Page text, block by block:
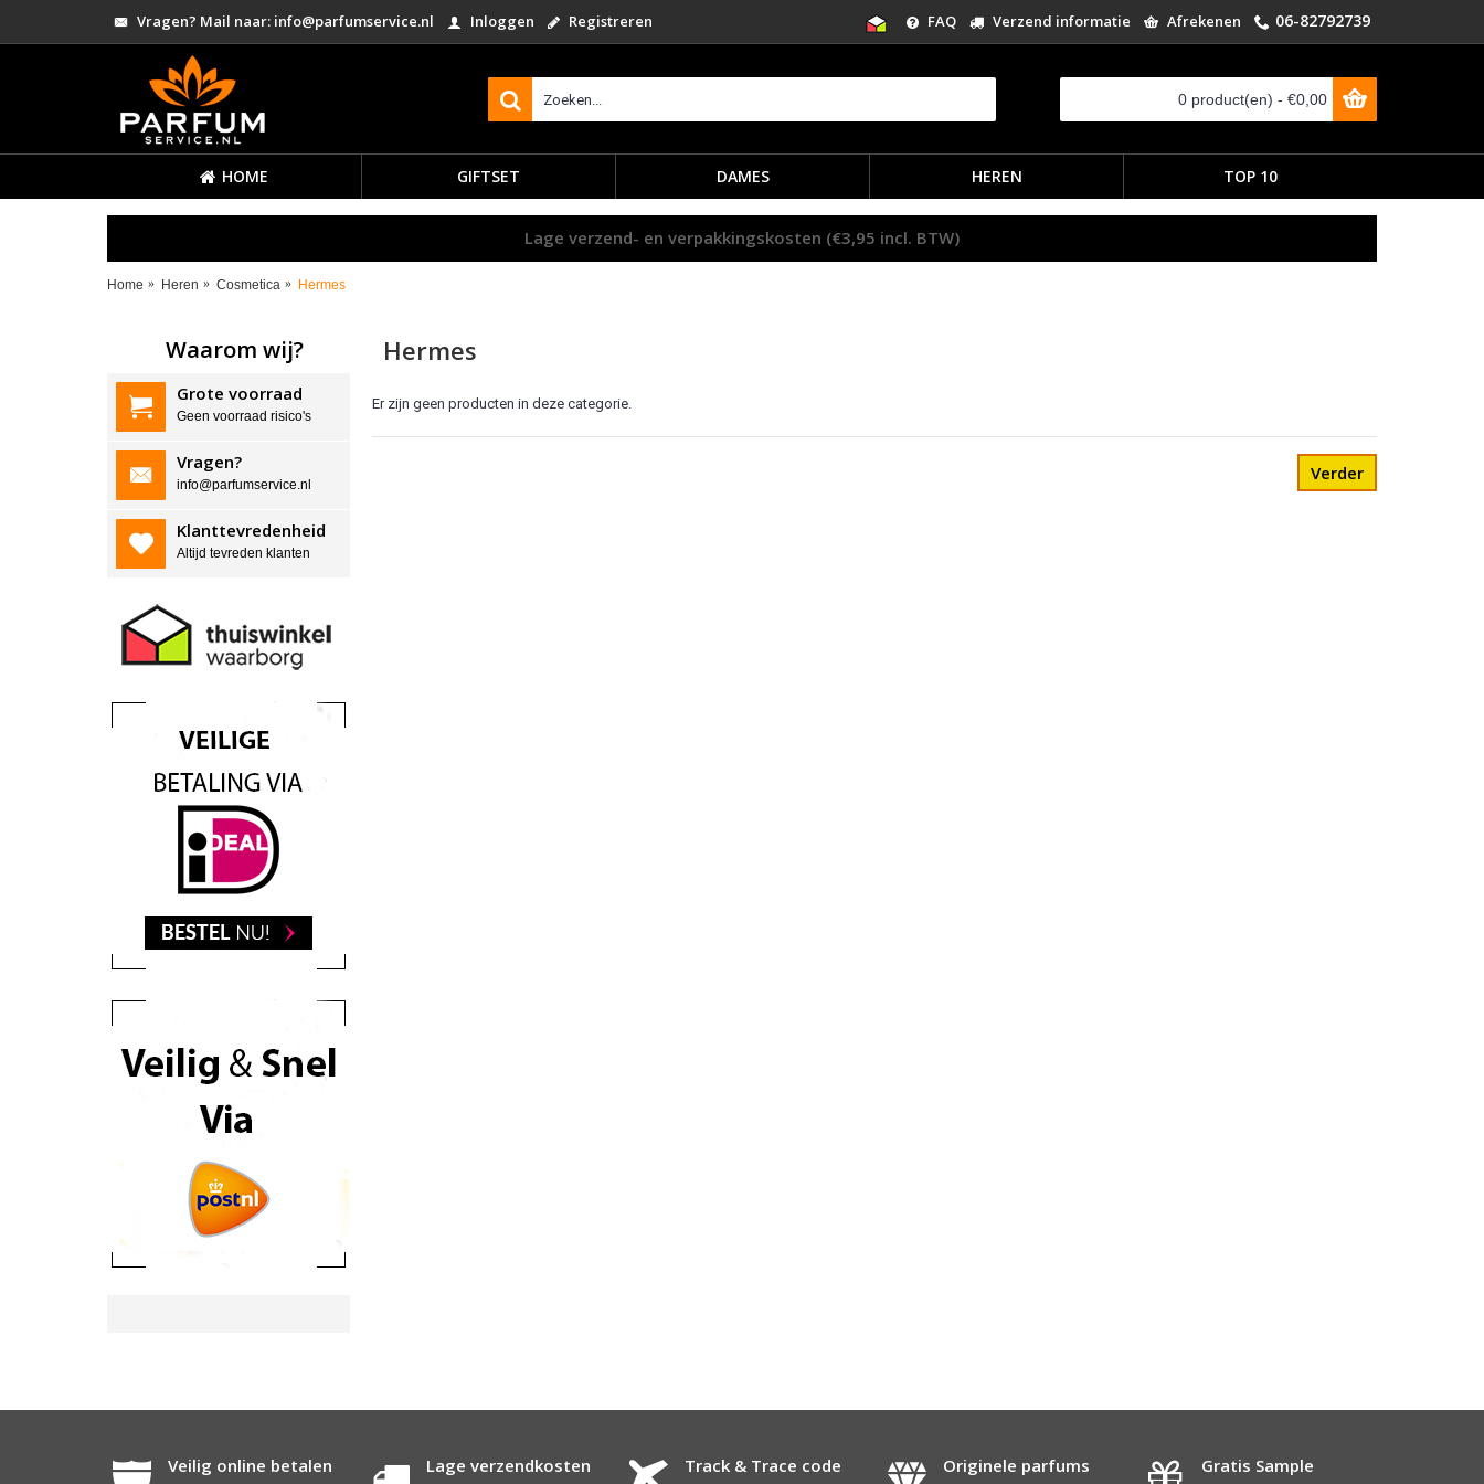
Vragen? Mail naar: info@parfumservice.nl Inloggen Registreren FAQ Verzend informatie Afrekenen 06-82792739
0 product(en) - €0,00
HOME GIFTSET DAMES HEREN TOP 10
Lage verzend- en verpakkingskosten (€3,95 incl. BTW)
Home Heren Cosmetica Hermes
Waarom wij?
Grote voorraad
Geen voorraad risico's
Vragen?
info@parfumservice.nl
Klanttevredenheid
Altijd tevreden klanten
Hermes
Er zijn geen producten in deze categorie.
Verder
Veilig online betalen Lage verzendkosten Track & Trace code Originele parfums Gratis Sample